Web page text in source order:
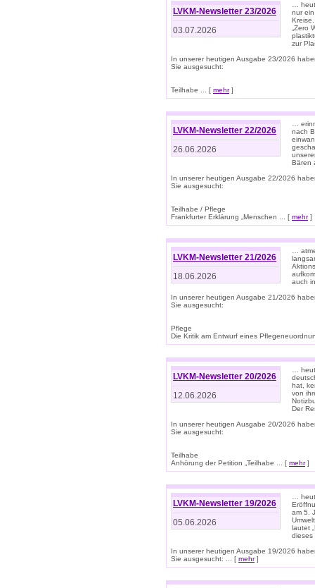
LVKM-Newsletter 23/2026
03.07.2026
…
nur
„Zero
zur
In unserer heutigen Ausgabe 23/2026
Sie ausgesucht:
Teilhabe ... [ mehr]
LVKM-Newsletter 22/2026
26.06.2026
…
nach
Bären
In unserer heutigen Ausgabe 22/2026
Sie ausgesucht:
Teilhabe / Pflege
Frankfurter Erklärung „Menschen ... [ mehr]
LVKM-Newsletter 21/2026
18.06.2026
…
auch
In unserer heutigen Ausgabe 21/2026
Sie ausgesucht:
Pflege
Die Kritik am Entwurf eines
LVKM-Newsletter 20/2026
12.06.2026
…
hat,
von
Der
In unserer heutigen Ausgabe 20/2026
Sie ausgesucht:
Teilhabe
Anhörung der Petition „Teilhabe ... [ mehr]
LVKM-Newsletter 19/2026
05.06.2026
…
am 5.
lautet
dieses
In unserer heutigen Ausgabe 19/2026
Sie ausgesucht: ... [ mehr]